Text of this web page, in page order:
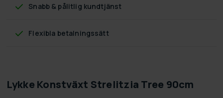
Snabb & pålitlig kundtjänst
Flexibla betalningssätt
Lykke Konstväxt Strelitzia Tree 90cm